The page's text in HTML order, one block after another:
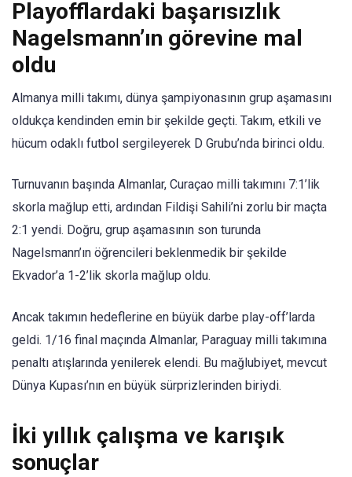
Playofflardaki başarısızlık
Nagelsmann’ın görevine mal
oldu
Almanya milli takımı, dünya şampiyonasının grup aşamasını
oldukça kendinden emin bir şekilde geçti. Takım, etkili ve
hücum odaklı futbol sergileyerek D Grubu’nda birinci oldu.
Turnuvanın başında Almanlar, Curaçao milli takımını 7:1’lik
skorla mağlup etti, ardından Fildişi Sahili’ni zorlu bir maçta
2:1 yendi. Doğru, grup aşamasının son turunda
Nagelsmann’ın öğrencileri beklenmedik bir şekilde
Ekvador’a 1-2’lik skorla mağlup oldu.
Ancak takımın hedeflerine en büyük darbe play-off’larda
geldi. 1/16 final maçında Almanlar, Paraguay milli takımına
penaltı atışlarında yenilerek elendi. Bu mağlubiyet, mevcut
Dünya Kupası’nın en büyük sürprizlerinden biriydi.
İki yıllık çalışma ve karışık
sonuçlar